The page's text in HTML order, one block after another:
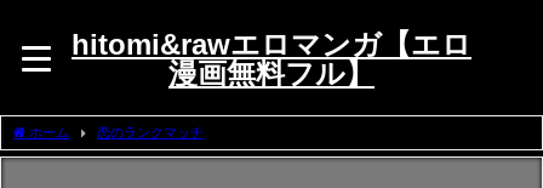
hitomi&rawエロマンガ【エロ
漫画無料フル】
ホーム 恋のランクマッチ